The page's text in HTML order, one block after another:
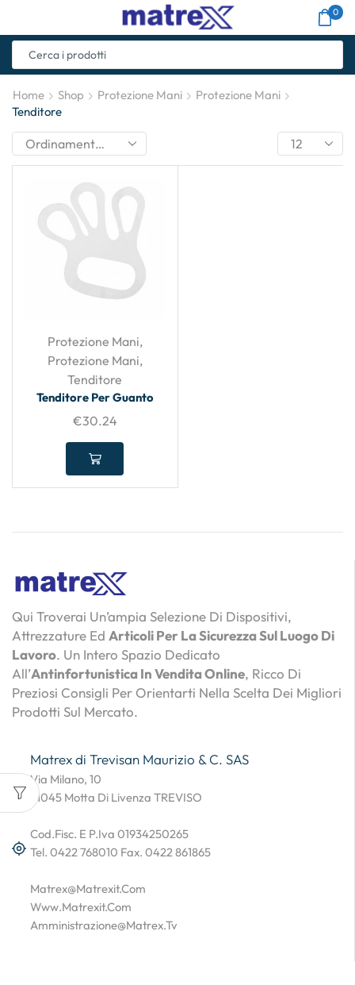
0
Home Shop Protezione Mani
Protezione Mani
Tenditore
Protezione Mani,
Protezione Mani,
Tenditore
Tenditore Per Guanto
€30.24
Qui Troverai Un’ampia Selezione Di Dispositivi,
Attrezzature Ed Articoli Per La Sicurezza Sul Luogo Di
Lavoro. Un Intero Spazio Dedicato
All’Antinfortunistica In Vendita Online, Ricco Di
Preziosi Consigli Per Orientarti Nella Scelta Dei Migliori
Prodotti Sul Mercato.
Matrex di Trevisan Maurizio & C. SAS
Via Milano, 10
31045 Motta Di Livenza TREVISO
Cod.Fisc. E P.Iva 01934250265
Tel. 0422 768010 Fax. 0422 861865
Matrex@matrexit.com
Www.matrexit.com
Amministrazione@matrex.tv